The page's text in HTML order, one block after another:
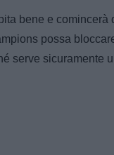
bene e comincerà
possa
serve sicuramente